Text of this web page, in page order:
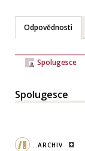
Odpovědnosti
Spolugesce
Spolugesce
..ARCHIV